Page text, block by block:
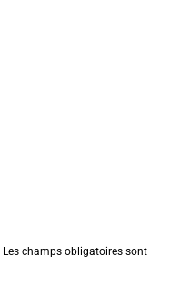
Les champs obligatoires sont